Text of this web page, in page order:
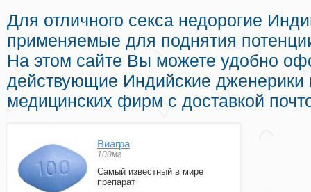
Для отличного секса недорогие
применяемые для поднятия
На этом сайте Вы можете удобно
действующие Индийские дженерики
медицинских фирм с доставкой
Виагра
100мг
Самый известный в мире
препарат